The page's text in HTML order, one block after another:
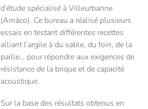
d’étude spécialisé à Villeurbanne
(Amàco). Ce bureau a réalisé plusieurs
essais en testant différentes recettes
alliant l’argile à du sable, du foin, de la
paille… pour répondre aux exigences de
résistance de la brique et de capacité
acoustique.
Sur la base des résultats obtenus en